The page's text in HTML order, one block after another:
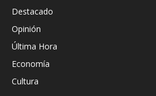
Destacado
Opinión
Última Hora
Economía
Cultura